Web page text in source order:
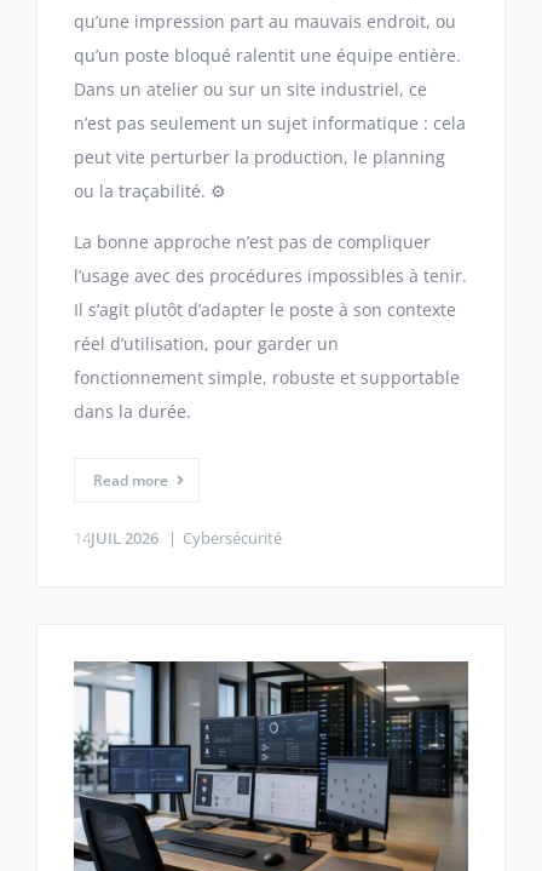
qu’une impression part au mauvais endroit, ou
qu’un poste bloqué ralentit une équipe entière.
Dans un atelier ou sur un site industriel, ce
n’est pas seulement un sujet informatique : cela
peut vite perturber la production, le planning
ou la traçabilité. ⚙️
La bonne approche n’est pas de compliquer
l’usage avec des procédures impossibles à tenir.
Il s’agit plutôt d’adapter le poste à son contexte
réel d’utilisation, pour garder un
fonctionnement simple, robuste et supportable
dans la durée.
Read more
14JUIL 2026 Cybersécurité